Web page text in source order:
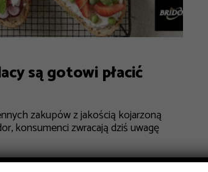
są gotowi płacić
zakupów z jakością kojarzoną
konsumenci zwracają dziś uwagę